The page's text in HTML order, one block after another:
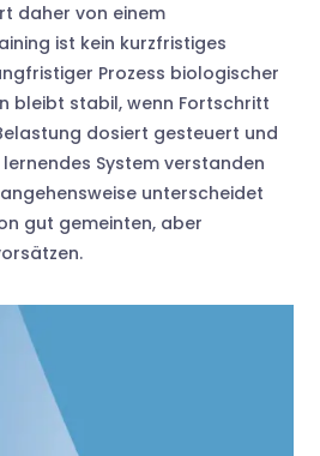
daher von einem
ist kein kurzfristiges
Prozess biologischer
bleibt stabil, wenn Fortschritt
dosiert gesteuert und
System verstanden
unterscheidet
gut gemeinten, aber